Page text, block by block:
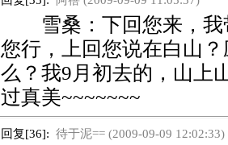
雪桑：下回您来，我
您行，上回您说在白山
么？我9月初去的，山上
过真美~~~~~~~
回复[36]: 待于泥== (2009-09-09 12:02:33)